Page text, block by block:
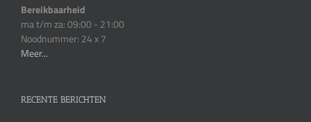
Bereikbaarheid
ma t/m za: 09:00 - 21:00
Noodnummer: 24 x 7
Meer...
RECENTE BERICHTEN